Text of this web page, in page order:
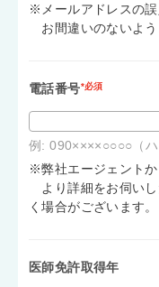
※メールアドレスの誤
お間違いのないよう
電話番号*必須
例: 090××××○○○○（ハ
※弊社エージェントか
より詳細をお伺いし
く場合がございます。
医師免許取得年